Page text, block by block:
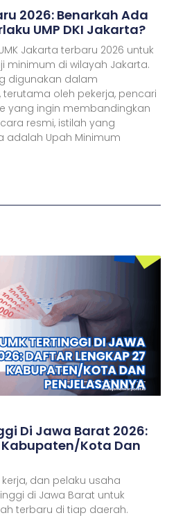
2026: Benarkah Ada
UMP DKI Jakarta?
Jakarta terbaru 2026 untuk
minimum di wilayah Jakarta.
digunakan dalam
oleh pekerja, pencari
yang ingin membandingkan
resmi, istilah yang
adalah Upah Minimum
Di Jawa Barat 2026:
Kota Dan
dan pelaku usaha
di Jawa Barat untuk
terbaru di tiap daerah.